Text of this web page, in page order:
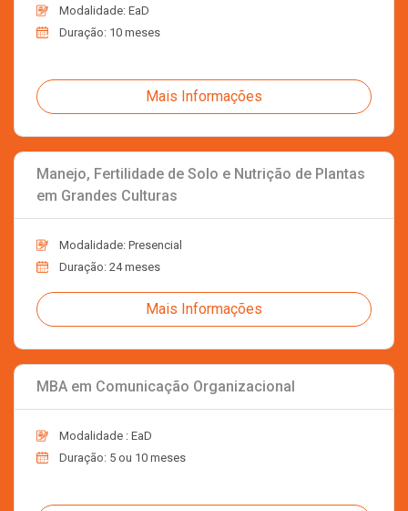
Modalidade: EaD
Duração: 10 meses
Mais Informações
Manejo, Fertilidade de Solo e Nutrição de Plantas
em Grandes Culturas
Modalidade: Presencial
Duração: 24 meses
Mais Informações
MBA em Comunicação Organizacional
Modalidade : EaD
Duração: 5 ou 10 meses